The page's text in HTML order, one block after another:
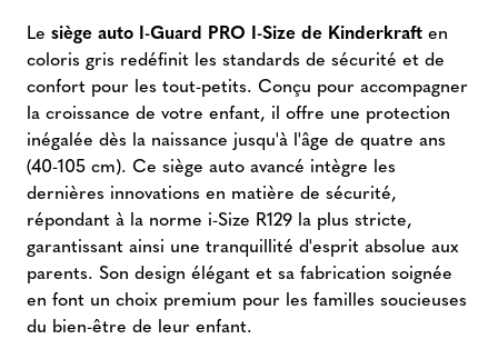
Le siège auto I-Guard PRO I-Size de Kinderkraft en
coloris gris redéfinit les standards de sécurité et de
confort pour les tout-petits. Conçu pour accompagner
la croissance de votre enfant, il offre une protection
inégalée dès la naissance jusqu'à l'âge de quatre ans
(40-105 cm). Ce siège auto avancé intègre les
dernières innovations en matière de sécurité,
répondant à la norme i-Size R129 la plus stricte,
garantissant ainsi une tranquillité d'esprit absolue aux
parents. Son design élégant et sa fabrication soignée
en font un choix premium pour les familles soucieuses
du bien-être de leur enfant.